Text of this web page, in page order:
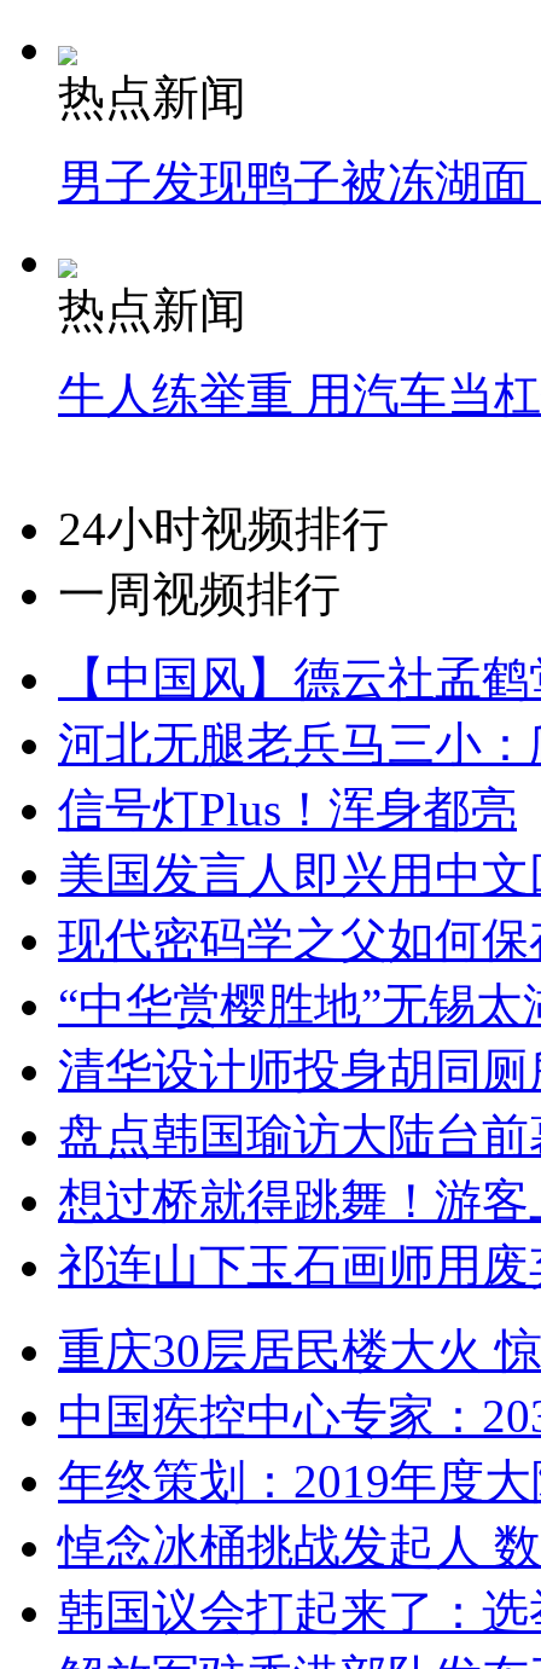
热点新闻
男子发现鸭子被冻湖
热点新闻
牛人练举重 用汽车当
24小时视频排行
一周视频排行
【中国风】德云社孟
河北无腿老兵马三小
信号灯Plus！浑身都亮
美国发言人即兴用中
现代密码学之父如何
“中华赏樱胜地”无锡
清华设计师投身胡同
盘点韩国瑜访大陆台
想过桥就得跳舞！游客
祁连山下玉石画师用
重庆30层居民楼大火
中国疾控中心专家：
年终策划：2019年度
悼念冰桶挑战发起人
韩国议会打起来了：